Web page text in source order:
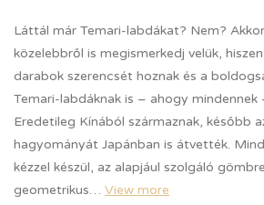
Láttál már Temari-labdákat? Nem?
közelebbről is megismerkedj velük,
darabok szerencsét hoznak és a
Temari-labdáknak is – ahogy
Eredetileg Kínából származnak, később
hagyományát Japánban is átvették.
kézzel készül, az alapjául szolgáló
geometrikus… View more